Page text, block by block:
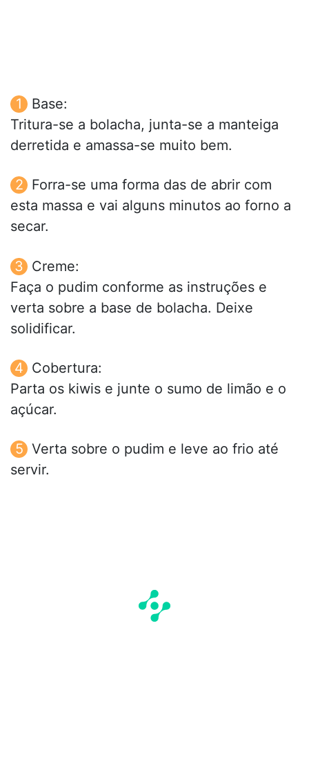
Base:
Tritura-se a bolacha, junta-se a manteiga
derretida e amassa-se muito bem.
Forra-se uma forma das de abrir com
esta massa e vai alguns minutos ao forno a
secar.
Creme:
Faça o pudim conforme as instruções e
verta sobre a base de bolacha. Deixe
solidificar.
Cobertura:
Parta os kiwis e junte o sumo de limão e o
açúcar.
Verta sobre o pudim e leve ao frio até
servir.